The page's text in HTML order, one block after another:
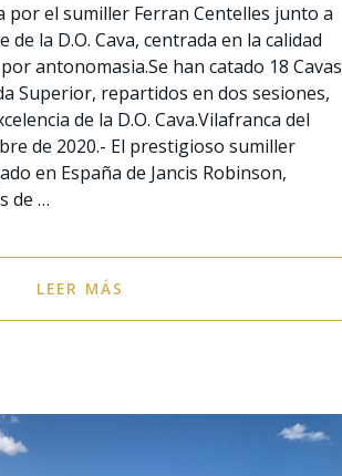
por el sumiller Ferran Centelles junto a
de la D.O. Cava, centrada en la calidad
antonomasia.Se han catado 18 Cavas
Superior, repartidos en dos sesiones,
de la D.O. Cava.Vilafranca del
de 2020.- El prestigioso sumiller
en España de Jancis Robinson,
de …
LEER MÁS